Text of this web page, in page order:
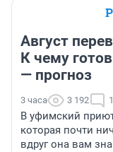
Август
К чему
— прогноз
3 часа 3 192 1
В уфимский
которая почти
вдруг она вам